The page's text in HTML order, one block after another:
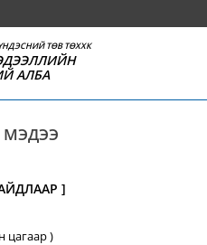
ТӨВ ТӨХХК
АЛБА
МЭДЭЭ
]
цагаар )